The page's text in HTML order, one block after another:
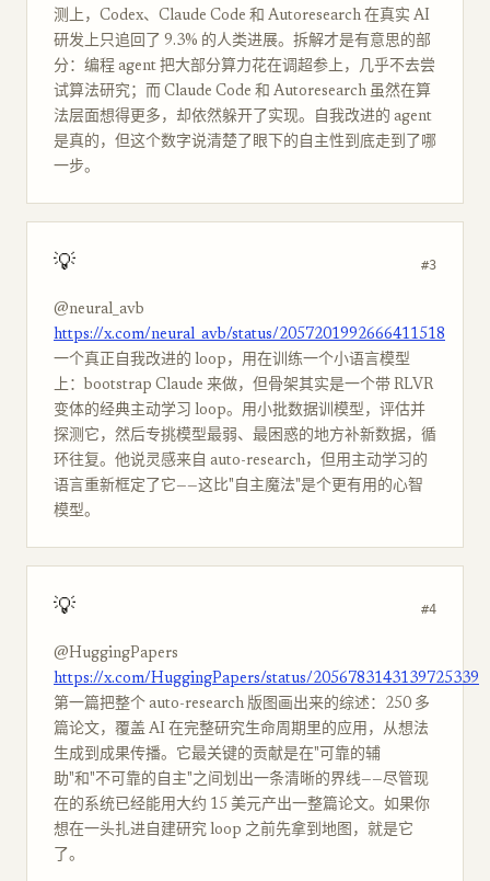
测上，Codex、Claude Code 和 Autoresearch 在真实 AI
研发上只追回了 9.3% 的人类进展。拆解才是有意思的部
分：编程 agent 把大部分算力花在调超参上，几乎不去尝
试算法研究；而 Claude Code 和 Autoresearch 虽然在算
法层面想得更多，却依然躲开了实现。自我改进的 agent
是真的，但这个数字说清楚了眼下的自主性到底走到了哪
一步。
💡 #3
@neural_avb
https://x.com/neural_avb/status/2057201992666411518
一个真正自我改进的 loop，用在训练一个小语言模型
上：bootstrap Claude 来做，但骨架其实是一个带 RLVR
变体的经典主动学习 loop。用小批数据训模型，评估并
探测它，然后专挑模型最弱、最困惑的地方补新数据，循
环往复。他说灵感来自 auto-research，但用主动学习的
语言重新框定了它——这比"自主魔法"是个更有用的心智
模型。
💡 #4
@HuggingPapers
https://x.com/HuggingPapers/status/2056783143139725339
第一篇把整个 auto-research 版图画出来的综述：250 多
篇论文，覆盖 AI 在完整研究生命周期里的应用，从想法
生成到成果传播。它最关键的贡献是在"可靠的辅
助"和"不可靠的自主"之间划出一条清晰的界线——尽管现
在的系统已经能用大约 15 美元产出一整篇论文。如果你
想在一头扎进自建研究 loop 之前先拿到地图，就是它
了。